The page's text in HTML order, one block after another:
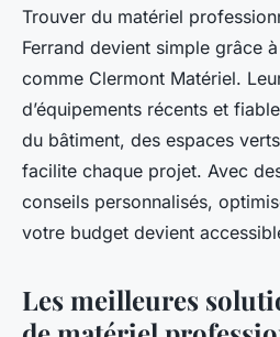
Trouver du matériel
Ferrand devient simple grâce
comme Clermont Matériel.
d’équipements récents et
du bâtiment, des espaces
facilite chaque projet. Avec
conseils personnalisés,
votre budget devient
Les meilleures